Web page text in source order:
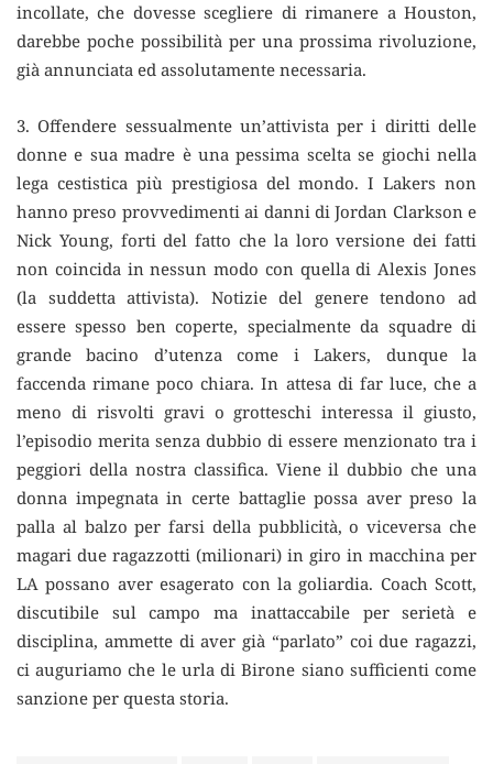
incollate, che dovesse scegliere di rimanere a Houston,
darebbe poche possibilità per una prossima rivoluzione,
già annunciata ed assolutamente necessaria.
3. Offendere sessualmente un’attivista per i diritti delle
donne e sua madre è una pessima scelta se giochi nella
lega cestistica più prestigiosa del mondo. I Lakers non
hanno preso provvedimenti ai danni di Jordan Clarkson e
Nick Young, forti del fatto che la loro versione dei fatti
non coincida in nessun modo con quella di Alexis Jones
(la suddetta attivista). Notizie del genere tendono ad
essere spesso ben coperte, specialmente da squadre di
grande bacino d’utenza come i Lakers, dunque la
faccenda rimane poco chiara. In attesa di far luce, che a
meno di risvolti gravi o grotteschi interessa il giusto,
l’episodio merita senza dubbio di essere menzionato tra i
peggiori della nostra classifica. Viene il dubbio che una
donna impegnata in certe battaglie possa aver preso la
palla al balzo per farsi della pubblicità, o viceversa che
magari due ragazzotti (milionari) in giro in macchina per
LA possano aver esagerato con la goliardia. Coach Scott,
discutibile sul campo ma inattaccabile per serietà e
disciplina, ammette di aver già “parlato” coi due ragazzi,
ci auguriamo che le urla di Birone siano sufficienti come
sanzione per questa storia.